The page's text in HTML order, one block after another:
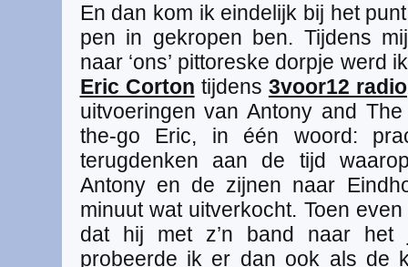
En dan kom ik eindelijk bij het
pen in gekropen ben. Tijdens
naar ‘ons’ pittoreske dorpje werd
Eric Corton tijdens 3voor12 radio
uitvoeringen van Antony and
the-go Eric, in één woord:
terugdenken aan de tijd
Antony en de zijnen naar
minuut wat uitverkocht. Toen
dat hij met z’n band naar het
probeerde ik er dan ook als de